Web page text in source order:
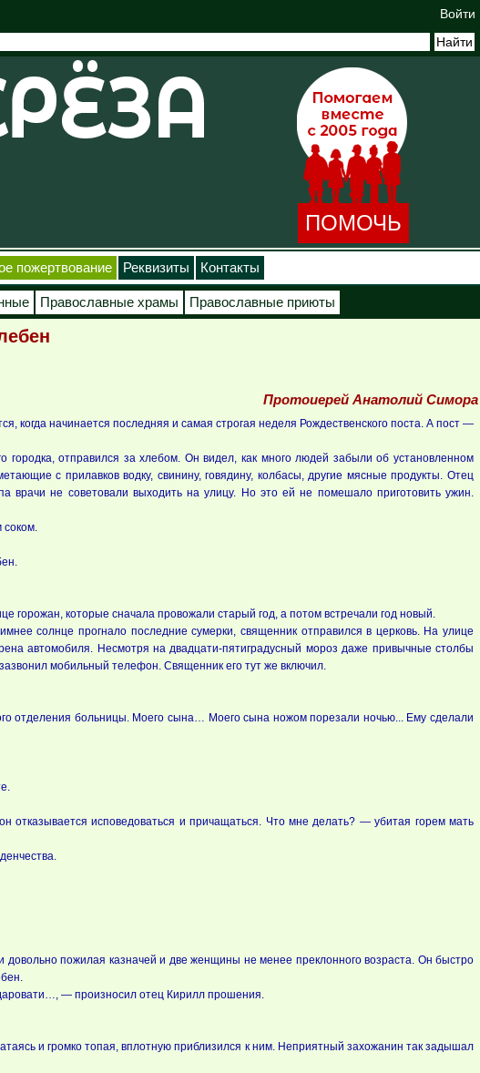
Войти
ПОМОЧЬ
пожертвование Реквизиты Контакты
Православные храмы Православные приюты
Протоиерей Анатолий Симора
когда начинается последняя и самая строгая неделя Рождественского поста. А пост —
городка, отправился за хлебом. Он видел, как много людей забыли об установленном
с прилавков водку, свинину, говядину, колбасы, другие мясные продукты. Отец
врачи не советовали выходить на улицу. Но это ей не помешало приготовить ужин.
соком.
горожан, которые сначала провожали старый год, а потом встречали год новый.
солнце прогнало последние сумерки, священник отправился в церковь. На улице
автомобиля. Несмотря на двадцати-пятиградусный мороз даже привычные столбы
мобильный телефон. Священник его тут же включил.
отделения больницы. Моего сына… Моего сына ножом порезали ночью... Ему сделали
исповедоваться и причащаться. Что мне делать? — убитая горем мать
довольно пожилая казначей и две женщины не менее преклонного возраста. Он быстро
— произносил отец Кирилл прошения.
и громко топая, вплотную приблизился к ним. Неприятный захожанин так задышал